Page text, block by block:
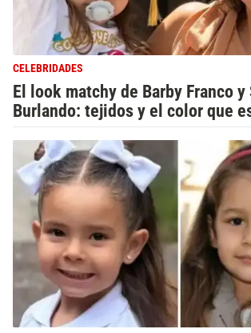
CELEBRIDADES
El look matchy de Barby Franco y
Burlando: tejidos y el color que